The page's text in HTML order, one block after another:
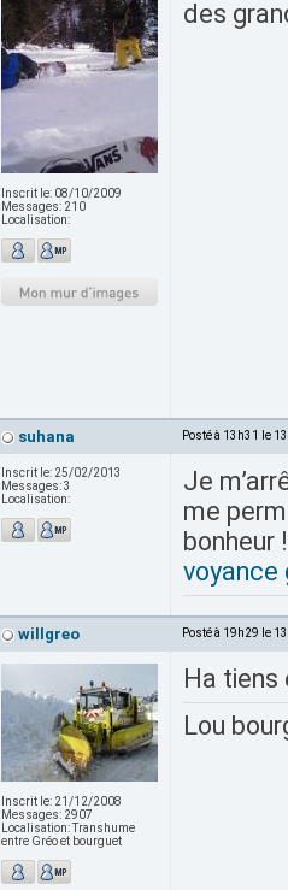
Inscrit le: 08/10/2009
Messages: 210
Localisation:
des
suhana Posté à 13h31 le
Inscrit le: 25/02/2013
Messages:3
Localisation:
Je
me
bonheur
voyance
willgreo Posté à 19h29 le
Inscrit le: 21/12/2008
Messages: 2907
Localisation:Transhume
entre Gréo et bourguet
Ha
Lou